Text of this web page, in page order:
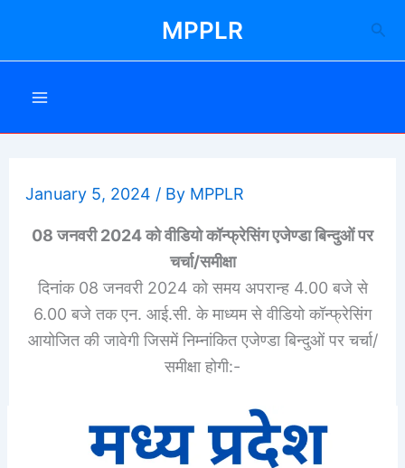
content
MPPLR
January 5, 2024 / By MPPLR
08 जनवरी 2024 को वीडियो कॉन्फ्रेसिंग एजेण्डा बिन्दुओं पर
चर्चा/समीक्षा
दिनांक 08 जनवरी 2024 को समय अपरान्ह 4.00 बजे से
6.00 बजे तक एन. आई.सी. के माध्यम से वीडियो कॉन्फ्रेसिंग
आयोजित की जावेगी जिसमें निम्नांकित एजेण्डा बिन्दुओं पर चर्चा/
समीक्षा होगी:-